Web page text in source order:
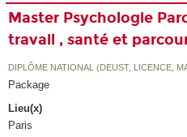
Master Psychologie
travail , santé et
DIPLÔME NATIONAL (DEUST, LICENCE,
Package
Lieu(x)
Paris